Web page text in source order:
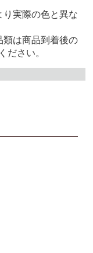
実際の色と異な
類は商品到着後の
ださい。